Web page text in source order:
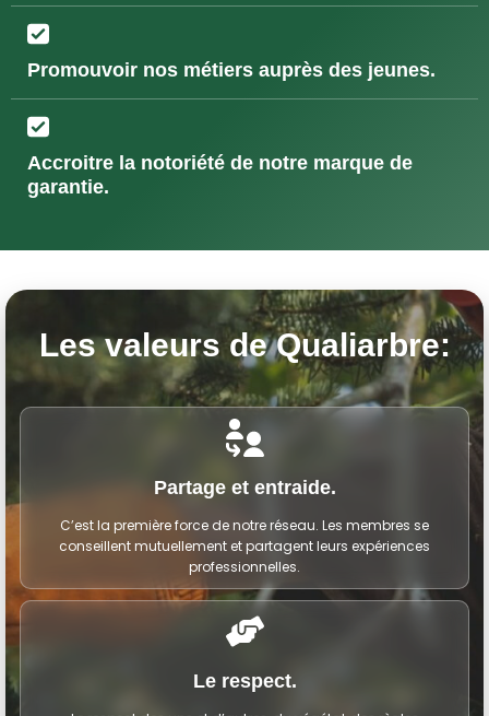
Promouvoir nos métiers auprès des jeunes.
Accroitre la notoriété de notre marque de
garantie.
Les valeurs de Qualiarbre:
Partage et entraide.
C’est la première force de notre réseau. Les membres se
conseillent mutuellement et partagent leurs expériences
professionnelles.
Le respect.